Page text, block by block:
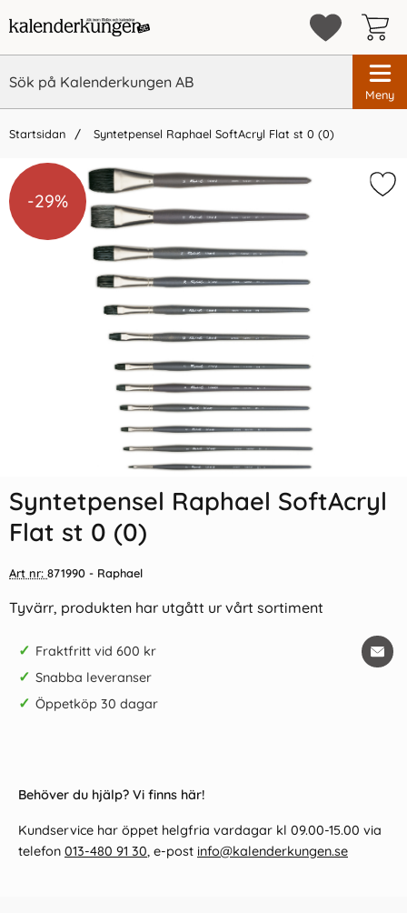
Meny
Startsidan Syntetpensel Raphael SoftAcryl Flat st 0 (0)
-29%
Syntetpensel Raphael SoftAcryl
Flat st 0 (0)
Art nr: 871990 - Raphael
Tyvärr, produkten har utgått ur vårt sortiment
✓ Fraktfritt vid 600 kr
✓ Snabba leveranser
✓ Öppetköp 30 dagar
Behöver du hjälp? Vi finns här!
Kundservice har öppet helgfria vardagar kl 09.00-15.00 via
telefon 013-480 91 30, e-post info@kalenderkungen.se